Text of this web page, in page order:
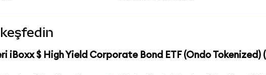
iBoxx $ High Yield Corporate Bond ETF (Ondo Tokenized)